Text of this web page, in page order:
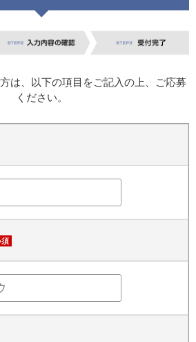
は、以下の項目をご記入の上、ご応募
ください。
須